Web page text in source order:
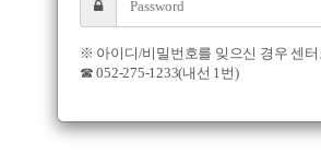
※ 아이디/비밀번호를 잊으신 경우 센
☎ 052-275-1233(내선 1번)